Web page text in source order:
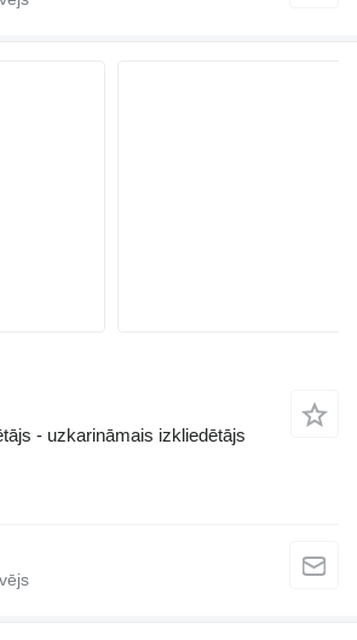
- uzkarināmais izkliedētājs